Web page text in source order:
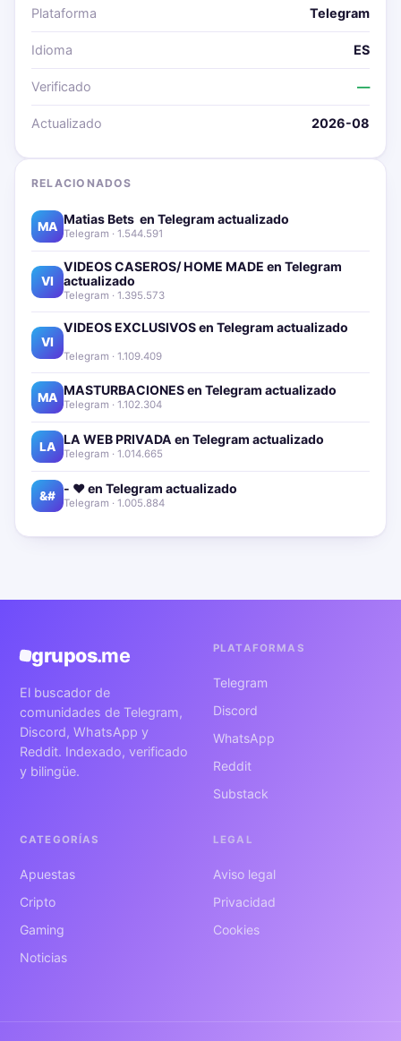
Plataforma Telegram
Idioma ES
Verificado —
Actualizado 2026-08
RELACIONADOS
MA Matias Bets ‍ en Telegram actualizado📱🔥
Telegram · 1.544.591
VI
VIDEOS CASEROS/ HOME MADE en Telegram
actualizado📱🔥
Telegram · 1.395.573
VI
VIDEOS EXCLUSIVOS en Telegram actualizado📱
Telegram · 1.109.409
MA MASTURBACIONES en Telegram actualizado📱🔥
Telegram · 1.102.304
LA LA WEB PRIVADA en Telegram actualizado📱🔥
Telegram · 1.014.665
&# - ❤️ en Telegram actualizado📱🔥
Telegram · 1.005.884
grupos.me
El buscador de
comunidades de Telegram,
Discord, WhatsApp y
Reddit. Indexado, verificado
y bilingüe.
PLATAFORMAS
Telegram
Discord
WhatsApp
Reddit
Substack
CATEGORÍAS
Apuestas
Cripto
Gaming
Noticias
LEGAL
Aviso legal
Privacidad
Cookies